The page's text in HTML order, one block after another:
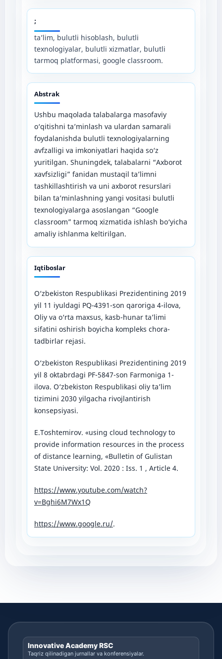
;
ta’lim, bulutli hisoblash, bulutli
texnologiyalar, bulutli xizmatlar, bulutli
tarmoq platformasi, google classroom.
Abstrak
Ushbu maqolada talabalarga masofaviy
о‘qitishni ta’minlash va ulardan samarali
foydalanishda bulutli texnologiyalarning
avfzalligi va imkoniyatlari haqida so‘z
yuritilgan. Shuningdek, talabalarni “Axborot
xavfsizligi” fanidan mustaqil ta’limni
tashkillashtirish va uni axborot resurslari
bilan ta’minlashning yangi vositasi bulutli
texnologiyalarga asoslangan “Google
classroom” tarmoq xizmatida ishlash bo‘yicha
amaliy ishlanma keltirilgan.
Iqtiboslar
O‘zbekiston Respublikasi Prezidentining 2019
yil 11 iyuldagi PQ-4391-son qaroriga 4-ilova,
Oliy va o‘rta maxsus, kasb-hunar ta’limi
sifatini oshirish boyicha kompleks chora-
tadbirlar rejasi.
O‘zbekiston Respublikasi Prezidentining 2019
yil 8 oktabrdagi PF-5847-son Farmoniga 1-
ilova. O‘zbekiston Respublikasi oliy ta’lim
tizimini 2030 yilgacha rivojlantirish
konsepsiyasi.
E.Toshtemirov. «using cloud technology to
provide information resources in the process
of distance learning, «Bulletin of Gulistan
State University: Vol. 2020 : Iss. 1 , Article 4.
https://www.youtube.com/watch?
v=Bghi6M7Wx1Q
https://www.google.ru/.
Innovative Academy RSC
Taqriz qilinadigan jurnallar va konferensiyalar.